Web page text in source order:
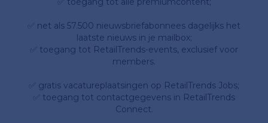
✅ net als 57.500 nieuwsbriefabonnees dagelijks het
laatste nieuws in je mailbox;
✅ toegang tot RetailTrends-events, exclusief voor
members.
✅ gratis vacatureplaatsingen op RetailTrends Jobs;
✅ toegang tot contactgegevens in RetailTrends
Connect.